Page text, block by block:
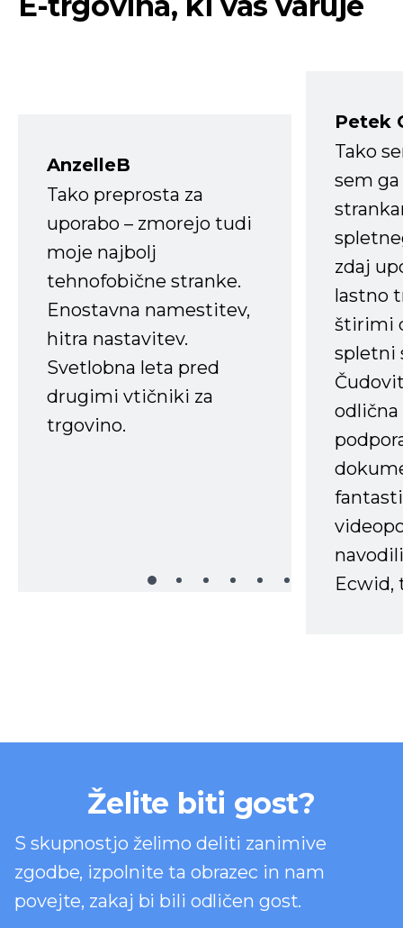
AnzelleB
Tako preprosta za
uporabo – zmorejo tudi
moje najbolj
tehnofobične stranke.
Enostavna namestitev,
hitra nastavitev.
Svetlobna leta pred
drugimi vtičniki za
trgovino.
Petek
Tako
sem
zdaj
lastno
štirimi
spletni
Ecwid,
Želite biti gost?
S skupnostjo želimo deliti zanimive
zgodbe, izpolnite ta obrazec in nam
povejte, zakaj bi bili odličen gost.